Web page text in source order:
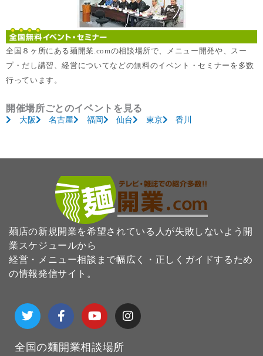
全国８ヶ所にある麺開業.comの相談場所で、メニュー開発や、スー
プ・だし講習、経営についてなどの無料のイベント・セミナーを多数
行っています。
開催場所ごとのイベントを見る
大阪 名古屋 福岡 仙台 東京 香川
麺店の新規開業を希望されている人が失敗しないよう開
業スケジュールから
経営・メニュー相談まで幅広く・正しくガイドするため
の情報発信サイト。
T
w
i
t
F
a
c
b
Y
o
u
u
I
n
s
全国の麺開業相談場所